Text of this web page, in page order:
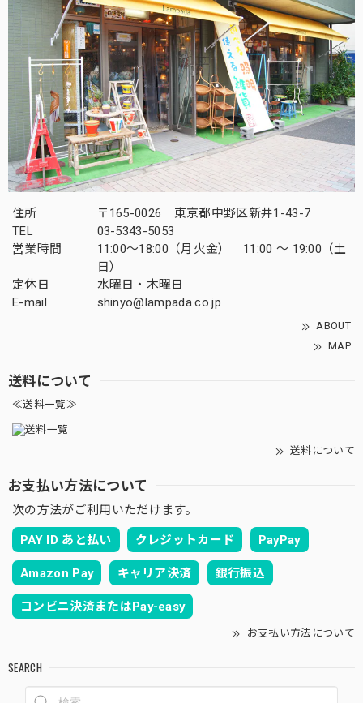
住所
〒165-0026 東京都中野区新井1-43-7
TEL
03-5343-5053
営業時間
11:00～18:00（月火金） 11:00 ～ 19:00（土
日）
定休日
水曜日・木曜日
E-mail
shinyo@lampada.co.jp
ABOUT
MAP
送料について
≪送料一覧≫
送料について
お支払い方法について
次の方法がご利用いただけます。
PAY ID あと払い クレジットカード PayPay
Amazon Pay キャリア決済 銀行振込
コンビニ決済またはPay-easy
お支払い方法について
SEARCH